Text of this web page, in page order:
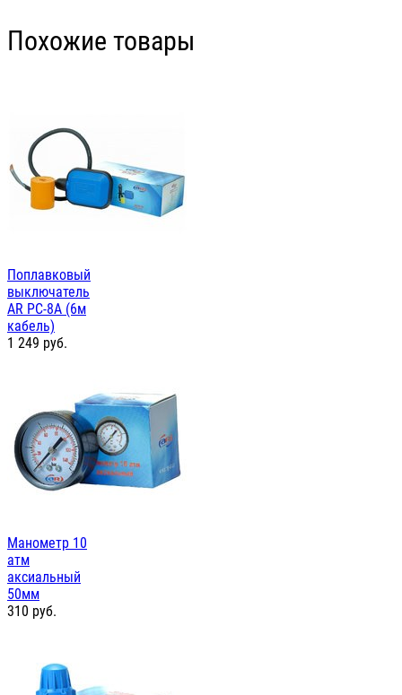
Похожие товары
Поплавковый
выключатель
AR PC-8A (6м
кабель)
1 249 руб.
Манометр 10
атм
аксиальный
50мм
310 руб.